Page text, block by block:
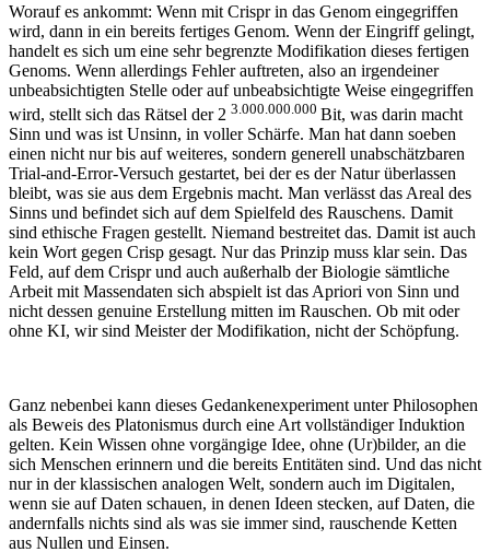
Worauf es ankommt: Wenn mit Crispr in das Genom eingegriffen
wird, dann in ein bereits fertiges Genom. Wenn der Eingriff gelingt,
handelt es sich um eine sehr begrenzte Modifikation dieses fertigen
Genoms. Wenn allerdings Fehler auftreten, also an irgendeiner
unbeabsichtigten Stelle oder auf unbeabsichtigte Weise eingegriffen
wird, stellt sich das Rätsel der 2 3.000.000.000 Bit, was darin macht
Sinn und was ist Unsinn, in voller Schärfe. Man hat dann soeben
einen nicht nur bis auf weiteres, sondern generell unabschätzbaren
Trial-and-Error-Versuch gestartet, bei der es der Natur überlassen
bleibt, was sie aus dem Ergebnis macht. Man verlässt das Areal des
Sinns und befindet sich auf dem Spielfeld des Rauschens. Damit
sind ethische Fragen gestellt. Niemand bestreitet das. Damit ist auch
kein Wort gegen Crisp gesagt. Nur das Prinzip muss klar sein. Das
Feld, auf dem Crispr und auch außerhalb der Biologie sämtliche
Arbeit mit Massendaten sich abspielt ist das Apriori von Sinn und
nicht dessen genuine Erstellung mitten im Rauschen. Ob mit oder
ohne KI, wir sind Meister der Modifikation, nicht der Schöpfung.
Ganz nebenbei kann dieses Gedankenexperiment unter Philosophen
als Beweis des Platonismus durch eine Art vollständiger Induktion
gelten. Kein Wissen ohne vorgängige Idee, ohne (Ur)bilder, an die
sich Menschen erinnern und die bereits Entitäten sind. Und das nicht
nur in der klassischen analogen Welt, sondern auch im Digitalen,
wenn sie auf Daten schauen, in denen Ideen stecken, auf Daten, die
andernfalls nichts sind als was sie immer sind, rauschende Ketten
aus Nullen und Einsen.